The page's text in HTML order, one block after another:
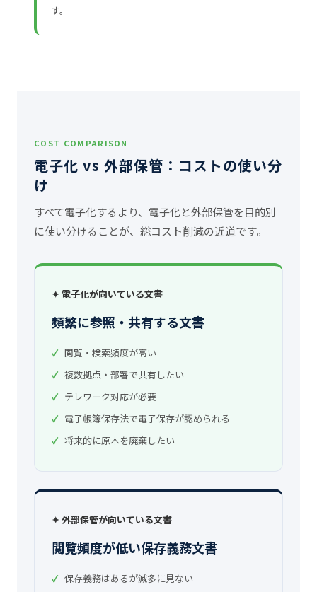
す。
COST COMPARISON
電子化 vs 外部保管：コストの使い分
け
すべて電子化するより、電子化と外部保管を目的別
に使い分けることが、総コスト削減の近道です。
✦ 電子化が向いている文書
頻繁に参照・共有する文書
閲覧・検索頻度が高い
複数拠点・部署で共有したい
テレワーク対応が必要
電子帳簿保存法で電子保存が認められる
将来的に原本を廃棄したい
✦ 外部保管が向いている文書
閲覧頻度が低い保存義務文書
保存義務はあるが滅多に見ない